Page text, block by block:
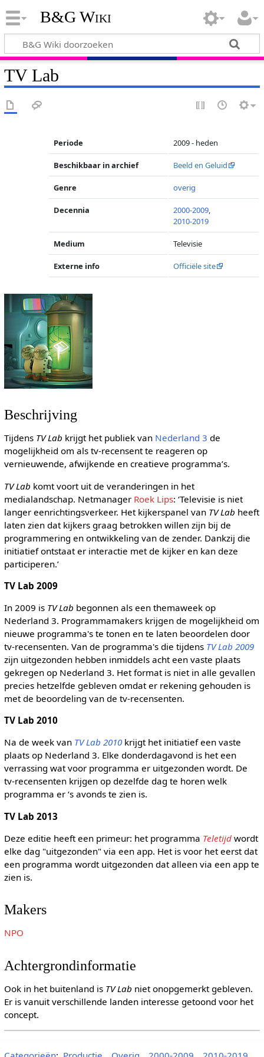
B&G Wiki
TV Lab
Periode 2009 - heden
Beschikbaar in archief Beeld en Geluid
Genre overig
Decennia 2000-2009,
2010-2019
Medium Televisie
Externe info Officiële site
Beschrijving
Tijdens TV Lab krijgt het publiek van Nederland 3 de
mogelijkheid om als tv-recensent te reageren op
vernieuwende, afwijkende en creatieve programma’s.
TV Lab komt voort uit de veranderingen in het
medialandschap. Netmanager Roek Lips: ‘Televisie is niet
langer eenrichtingsverkeer. Het kijkerspanel van TV Lab heeft
laten zien dat kijkers graag betrokken willen zijn bij de
programmering en ontwikkeling van de zender. Dankzij die
initiatief ontstaat er interactie met de kijker en kan deze
participeren.’
TV Lab 2009
In 2009 is TV Lab begonnen als een themaweek op
Nederland 3. Programmamakers krijgen de mogelijkheid om
nieuwe programma's te tonen en te laten beoordelen door
tv-recensenten. Van de programma's die tijdens TV Lab 2009
zijn uitgezonden hebben inmiddels acht een vaste plaats
gekregen op Nederland 3. Het format is niet in alle gevallen
precies hetzelfde gebleven omdat er rekening gehouden is
met de beoordeling van de tv-recensenten.
TV Lab 2010
Na de week van TV Lab 2010krijgt het initiatief een vaste
plaats op Nederland 3. Elke donderdagavond is het een
verrassing wat voor programma er uitgezonden wordt. De
tv-recensenten krijgen op dezelfde dag te horen welk
programma er ‘s avonds te zien is.
TV Lab 2013
Deze editie heeft een primeur: het programma Teletijdwordt
elke dag "uitgezonden" via een app. Het is voor het eerst dat
een programma wordt uitgezonden dat alleen via een app te
zien is.
Makers
NPO
Achtergrondinformatie
Ook in het buitenland is TV Lab niet onopgemerkt gebleven.
Er is vanuit verschillende landen interesse getoond voor het
concept.